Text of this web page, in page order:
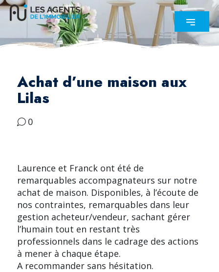
Achat d’une maison aux
Lilas
0
Laurence et Franck ont été de
remarquables accompagnateurs sur notre
achat de maison. Disponibles, à l’écoute de
nos contraintes, remarquables dans leur
gestion acheteur/vendeur, sachant gérer
l’humain tout en restant très
professionnels dans le cadrage des actions
à mener à chaque étape.
A recommander sans hésitation.